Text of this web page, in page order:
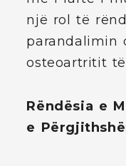
një rol të
parandalimin
osteoartritit
Rëndësia e
e